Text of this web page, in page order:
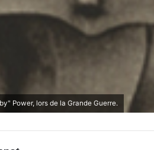
Power, lors de la Grande Guerre.